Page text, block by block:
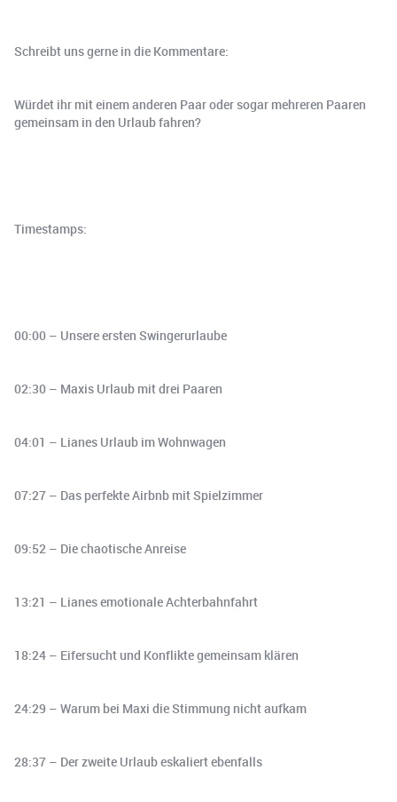
Schreibt uns gerne in die Kommentare:
Würdet ihr mit einem anderen Paar oder sogar mehreren Paaren
gemeinsam in den Urlaub fahren?
Timestamps:
00:00 – Unsere ersten Swingerurlaube
02:30 – Maxis Urlaub mit drei Paaren
04:01 – Lianes Urlaub im Wohnwagen
07:27 – Das perfekte Airbnb mit Spielzimmer
09:52 – Die chaotische Anreise
13:21 – Lianes emotionale Achterbahnfahrt
18:24 – Eifersucht und Konflikte gemeinsam klären
24:29 – Warum bei Maxi die Stimmung nicht aufkam
28:37 – Der zweite Urlaub eskaliert ebenfalls